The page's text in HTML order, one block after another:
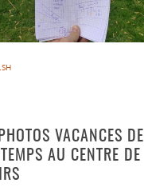
PHOTOS VACANCES DE
AU CENTRE DE